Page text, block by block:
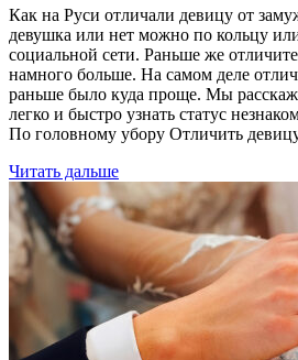
Как на Руси отличали девицу от
девушка или нет можно по кольцу
социальной сети. Раньше же
намного больше. На самом деле
раньше было куда проще. Мы
легко и быстро узнать статус
По головному убору Отличить
Читать дальше